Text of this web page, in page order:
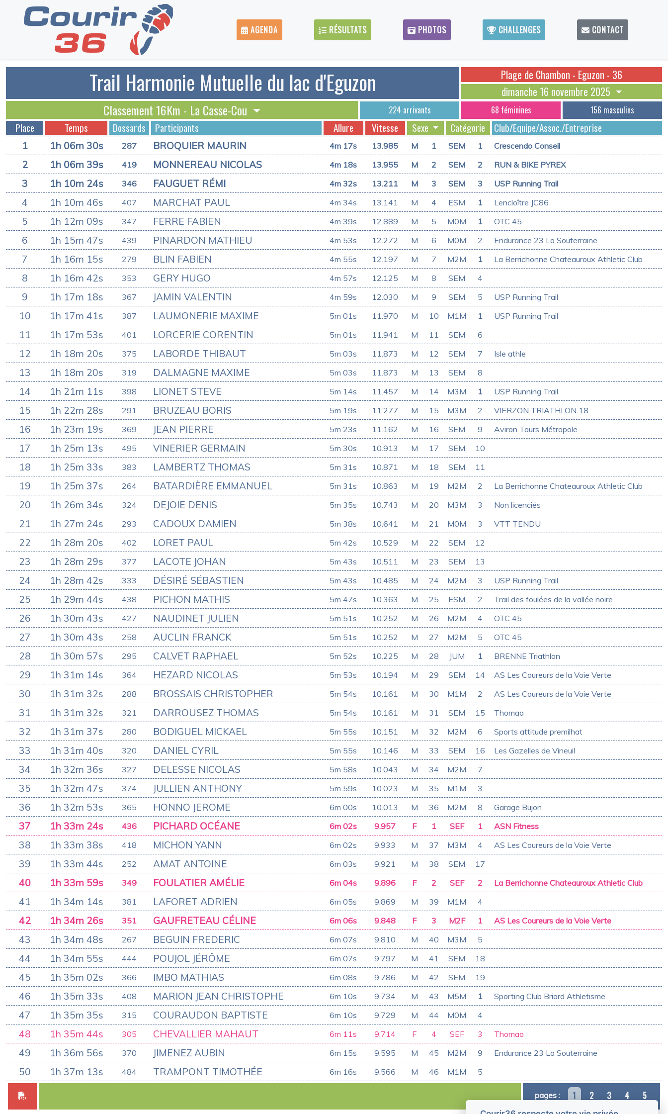
AGENDA RÉSULTATS PHOTOS CHALLENGES CONTACT
Trail Harmonie Mutuelle du lac d'Eguzon dimanche 16 novembre 2025
Plage de Chambon - Eguzon - 36
Classement 16Km - La Casse-Cou 224 arrivants 68 féminines 156 masculins
Place Temps Dossards Participants Allure Vitesse Sexe Catégorie Club/Equipe/Assoc./Entreprise
1 1h 06m 30s 287 BROQUIER MAURIN 4m 17s 13.985 M 1 SEM 1 Crescendo Conseil
2 1h 06m 39s 419 MONNEREAU NICOLAS 4m 18s 13.955 M 2 SEM 2 RUN & BIKE PYREX
3 1h 10m 24s 346 FAUGUET RÉMI 4m 32s 13.211 M 3 SEM 3 USP Running Trail
4 1h 10m 46s 407 MARCHAT PAUL 4m 34s 13.141 M 4 ESM 1 Lencloître JC86
5 1h 12m 09s 347 FERRE FABIEN 4m 39s 12.889 M 5 M0M 1 OTC 45
6 1h 15m 47s 439 PINARDON MATHIEU 4m 53s 12.272 M 6 M0M 2 Endurance 23 La Souterraine
7 1h 16m 15s 279 BLIN FABIEN 4m 55s 12.197 M 7 M2M 1 La Berrichonne Chateauroux Athletic Club
8 1h 16m 42s 353 GERY HUGO 4m 57s 12.125 M 8 SEM 4
9 1h 17m 18s 367 JAMIN VALENTIN 4m 59s 12.030 M 9 SEM 5 USP Running Trail
10 1h 17m 41s 387 LAUMONERIE MAXIME 5m 01s 11.970 M 10 M1M 1 USP Running Trail
11 1h 17m 53s 401 LORCERIE CORENTIN 5m 01s 11.941 M 11 SEM 6
12 1h 18m 20s 375 LABORDE THIBAUT 5m 03s 11.873 M 12 SEM 7 Isle athle
13 1h 18m 20s 319 DALMAGNE MAXIME 5m 03s 11.873 M 13 SEM 8
14 1h 21m 11s 398 LIONET STEVE 5m 14s 11.457 M 14 M3M 1 USP Running Trail
15 1h 22m 28s 291 BRUZEAU BORIS 5m 19s 11.277 M 15 M3M 2 VIERZON TRIATHLON 18
16 1h 23m 19s 369 JEAN PIERRE 5m 23s 11.162 M 16 SEM 9 Aviron Tours Métropole
17 1h 25m 13s 495 VINERIER GERMAIN 5m 30s 10.913 M 17 SEM 10
18 1h 25m 33s 383 LAMBERTZ THOMAS 5m 31s 10.871 M 18 SEM 11
19 1h 25m 37s 264 BATARDIÈRE EMMANUEL 5m 31s 10.863 M 19 M2M 2 La Berrichonne Chateauroux Athletic Club
20 1h 26m 34s 324 DEJOIE DENIS 5m 35s 10.743 M 20 M3M 3 Non licenciés
21 1h 27m 24s 293 CADOUX DAMIEN 5m 38s 10.641 M 21 M0M 3 VTT TENDU
22 1h 28m 20s 402 LORET PAUL 5m 42s 10.529 M 22 SEM 12
23 1h 28m 29s 377 LACOTE JOHAN 5m 43s 10.511 M 23 SEM 13
24 1h 28m 42s 333 DÉSIRÉ SÉBASTIEN 5m 43s 10.485 M 24 M2M 3 USP Running Trail
25 1h 29m 44s 438 PICHON MATHIS 5m 47s 10.363 M 25 ESM 2 Trail des foulées de la vallée noire
26 1h 30m 43s 427 NAUDINET JULIEN 5m 51s 10.252 M 26 M2M 4 OTC 45
27 1h 30m 43s 258 AUCLIN FRANCK 5m 51s 10.252 M 27 M2M 5 OTC 45
28 1h 30m 57s 295 CALVET RAPHAEL 5m 52s 10.225 M 28 JUM 1 BRENNE Triathlon
29 1h 31m 14s 364 HEZARD NICOLAS 5m 53s 10.194 M 29 SEM 14 AS Les Coureurs de la Voie Verte
30 1h 31m 32s 288 BROSSAIS CHRISTOPHER 5m 54s 10.161 M 30 M1M 2 AS Les Coureurs de la Voie Verte
31 1h 31m 32s 321 DARROUSEZ THOMAS 5m 54s 10.161 M 31 SEM 15 Thomao
32 1h 31m 37s 280 BODIGUEL MICKAEL 5m 55s 10.151 M 32 M2M 6 Sports attitude premilhat
33 1h 31m 40s 320 DANIEL CYRIL 5m 55s 10.146 M 33 SEM 16 Les Gazelles de Vineuil
34 1h 32m 36s 327 DELESSE NICOLAS 5m 58s 10.043 M 34 M2M 7
35 1h 32m 47s 374 JULLIEN ANTHONY 5m 59s 10.023 M 35 M1M 3
36 1h 32m 53s 365 HONNO JEROME 6m 00s 10.013 M 36 M2M 8 Garage Bujon
37 1h 33m 24s 436 PICHARD OCÉANE 6m 02s 9.957 F 1 SEF 1 ASN Fitness
38 1h 33m 38s 418 MICHON YANN 6m 02s 9.933 M 37 M3M 4 AS Les Coureurs de la Voie Verte
39 1h 33m 44s 252 AMAT ANTOINE 6m 03s 9.921 M 38 SEM 17
40 1h 33m 59s 349 FOULATIER AMÉLIE 6m 04s 9.896 F 2 SEF 2 La Berrichonne Chateauroux Athletic Club
41 1h 34m 14s 381 LAFORET ADRIEN 6m 05s 9.869 M 39 M1M 4
42 1h 34m 26s 351 GAUFRETEAU CÉLINE 6m 06s 9.848 F 3 M2F 1 AS Les Coureurs de la Voie Verte
43 1h 34m 48s 267 BEGUIN FREDERIC 6m 07s 9.810 M 40 M3M 5
44 1h 34m 55s 444 POUJOL JÉRÔME 6m 07s 9.797 M 41 SEM 18
45 1h 35m 02s 366 IMBO MATHIAS 6m 08s 9.786 M 42 SEM 19
46 1h 35m 33s 408 MARION JEAN CHRISTOPHE 6m 10s 9.734 M 43 M5M 1 Sporting Club Briard Athletisme
47 1h 35m 35s 315 COURAUDON BAPTISTE 6m 10s 9.729 M 44 M0M 4
48 1h 35m 44s 305 CHEVALLIER MAHAUT 6m 11s 9.714 F 4 SEF 3 Thomao
49 1h 36m 56s 370 JIMENEZ AUBIN 6m 15s 9.595 M 45 M2M 9 Endurance 23 La Souterraine
50 1h 37m 13s 484 TRAMPONT TIMOTHÉE 6m 16s 9.566 M 46 M1M 5
pages : 1 2 3 4 5